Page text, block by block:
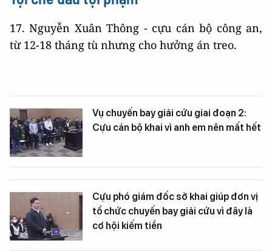
17. Nguyễn Xuân Thông - cựu cán bộ công an,
từ 12-18 tháng tù nhưng cho hưởng án treo.
Vụ chuyến bay giải cứu giai đoạn 2:
Cựu cán bộ khai vì anh em nên mất hết
Cựu phó giám đốc sở khai giúp đơn vị
tổ chức chuyến bay giải cứu vì đây là
cơ hội kiếm tiền